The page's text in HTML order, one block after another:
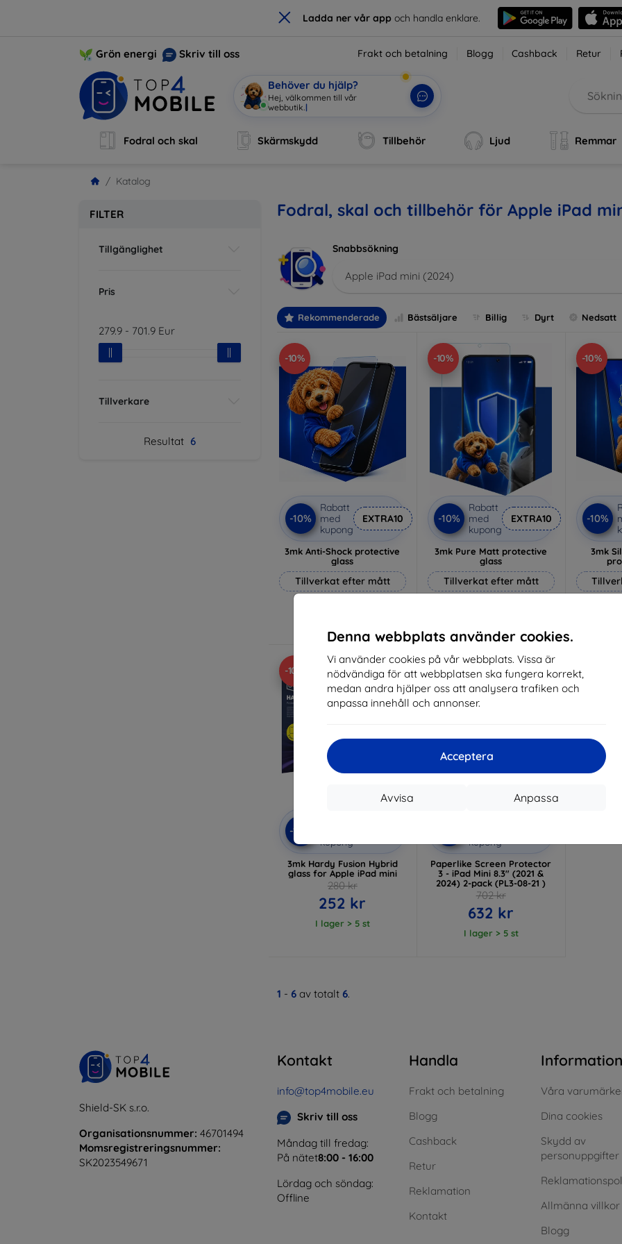
× Ladda ner vår app och handla enklare.
Denna webbplats använder cookies.
Vi använder cookies på vår webbplats. Vissa är
nödvändiga för att webbplatsen ska fungera korrekt,
medan andra hjälper oss att analysera trafiken och
anpassa innehåll och annonser.
Acceptera
Anpassa
Avvisa
Grön energi Skriv till oss Frakt och betalning Blogg Cashback Retur
Behöver du hjälp?
Hej, välkommen till vår
webbutik. |
Fodral och skal Skärmskydd Tillbehör Ljud Remmar
Katalog
FILTER
Tillgänglighet
Pris
279.9 - 701.9 Eur
Tillverkare
Resultat 6
Fodral, skal och tillbehör för Apple iPad
Snabbsökning
Apple iPad mini (2024)
Rekommenderade Bästsäljare Billig Dyrt Nedsatt
-10%
-10%
Rabatt
med
kupong
EXTRA10
3mk Anti-Shock protective
glass
Tillverkat efter mått
I lager > 5 st
-10%
-10%
Rabatt
med
kupong
EXTRA10
3mk Pure Matt protective
glass
Tillverkat efter mått
I lager > 5 st
-10%
-10%
3mk
I
-10%
-10%
kupong
3mk Hardy Fusion Hybrid
glass for Apple iPad mini
280 kr
252 kr
I lager > 5 st
-10%
kupong
Paperlike Screen Protector
3 - iPad Mini 8.3" (2021 &
2024) 2-pack (PL3-08-21 )
702 kr
632 kr
I lager > 5 st
1 - 6 av totalt 6.
Shield-SK s.r.o.
Organisationsnummer: 46701494
Momsregistreringsnummer:
SK2023549671
Kontakt
info@top4mobile.eu
Skriv till oss
Måndag till fredag:
På nätet8:00 - 16:00
Lördag och söndag:
Offline
Handla
Frakt och betalning
Blogg
Cashback
Retur
Reklamation
Kontakt
Information
Våra
Dina cookies
Skydd av
personuppgifter
Allmänna villkor
Blogg